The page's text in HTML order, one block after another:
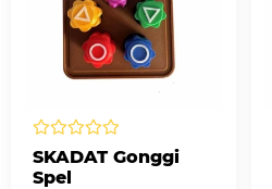
SKADAT Gonggi
Spel